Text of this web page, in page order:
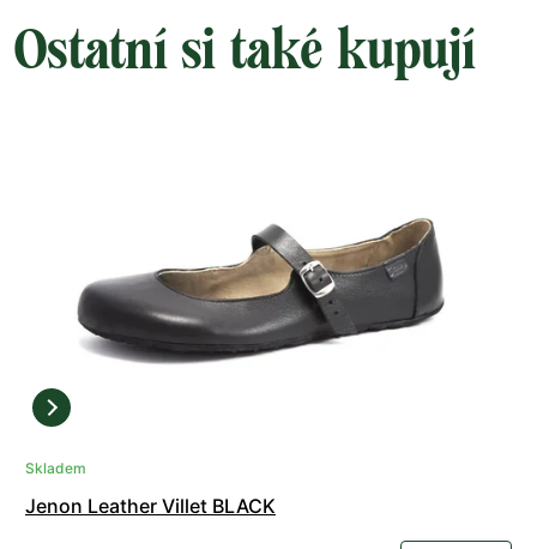
Ostatní si také kupují
Skladem
Jenon Leather Villet BLACK